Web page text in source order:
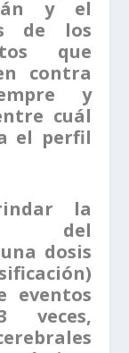
y el
de los
que
contra
y
cuál
el perfil
la
del
dosis
eventos
veces,